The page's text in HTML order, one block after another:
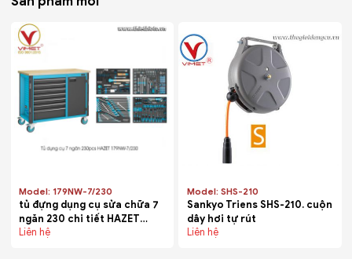
Model: 179NW-7/230
tủ đựng dụng cụ sửa chữa 7
ngăn 230 chi tiết HAZET
179NW-7/230
Liên hệ
Model: SHS-210
Sankyo Triens SHS-210. cuộn
dây hơi tự rút
Liên hệ